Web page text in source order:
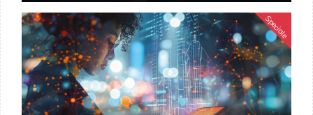
Speciale